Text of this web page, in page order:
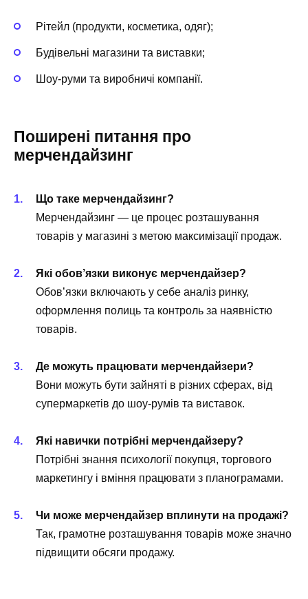
Рітейл (продукти, косметика, одяг);
Будівельні магазини та виставки;
Шоу-руми та виробничі компанії.
Поширені питання про
мерчендайзинг
Що таке мерчендайзинг?
Мерчендайзинг — це процес розташування
товарів у магазині з метою максимізації продаж.
Які обов’язки виконує мерчендайзер?
Обов’язки включають у себе аналіз ринку,
оформлення полиць та контроль за наявністю
товарів.
Де можуть працювати мерчендайзери?
Вони можуть бути зайняті в різних сферах, від
супермаркетів до шоу-румів та виставок.
Які навички потрібні мерчендайзеру?
Потрібні знання психології покупця, торгового
маркетингу і вміння працювати з планограмами.
Чи може мерчендайзер вплинути на продажі?
Так, грамотне розташування товарів може значно
підвищити обсяги продажу.